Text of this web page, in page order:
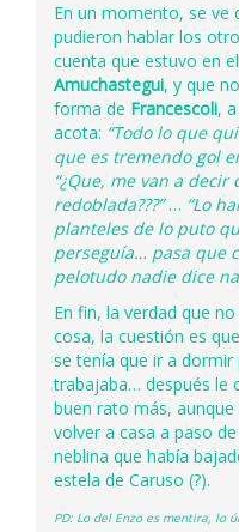
En un momento, se ve
pudieron hablar los
cuenta que estuvo en
Amuchastegui, y que
forma de Francescoli,
acota: “Todo lo que
que es tremendo gol
“¿Que, me van a
redoblada???”… “Lo
planteles de lo puto
perseguía… pasa que
pelotudo nadie dice
En fin, la verdad que
cosa, la cuestión es
se tenía que ir a
trabajaba… después le
buen rato más,
volver a casa a paso
neblina que había
estela de Caruso (?).
PD: Lo del Enzo es mentira, lo